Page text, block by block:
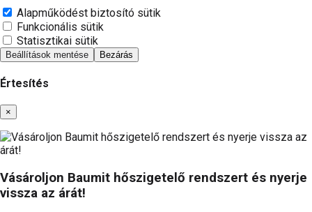
Alapműködést biztosító sütik
Funkcionális sütik
Statisztikai sütik
Beállítások mentése Bezárás
Értesítés
×
Vásároljon Baumit hőszigetelő rendszert és nyerje
vissza az árát!